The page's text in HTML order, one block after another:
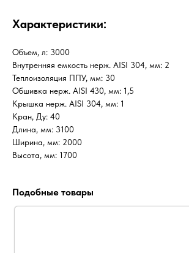
Характеристики:
Объем, л: 3000
Внутренняя емкость нерж. AISI 304, мм: 2
Теплоизоляция ППУ, мм: 30
Обшивка нерж. AISI 430, мм: 1,5
Крышка нерж. AISI 304, мм: 1
Кран, Ду: 40
Длина, мм: 3100
Ширина, мм: 2000
Высота, мм: 1700
Подобные товары